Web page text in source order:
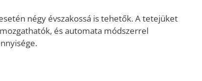
négy évszakossá is tehetők. A tetejüket
és automata módszerrel